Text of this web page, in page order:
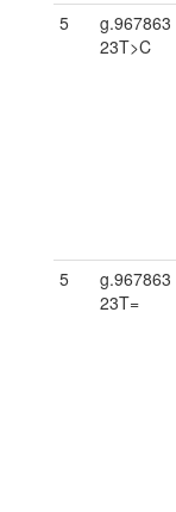
5
g.967863
23T>C
5
g.967863
23T=